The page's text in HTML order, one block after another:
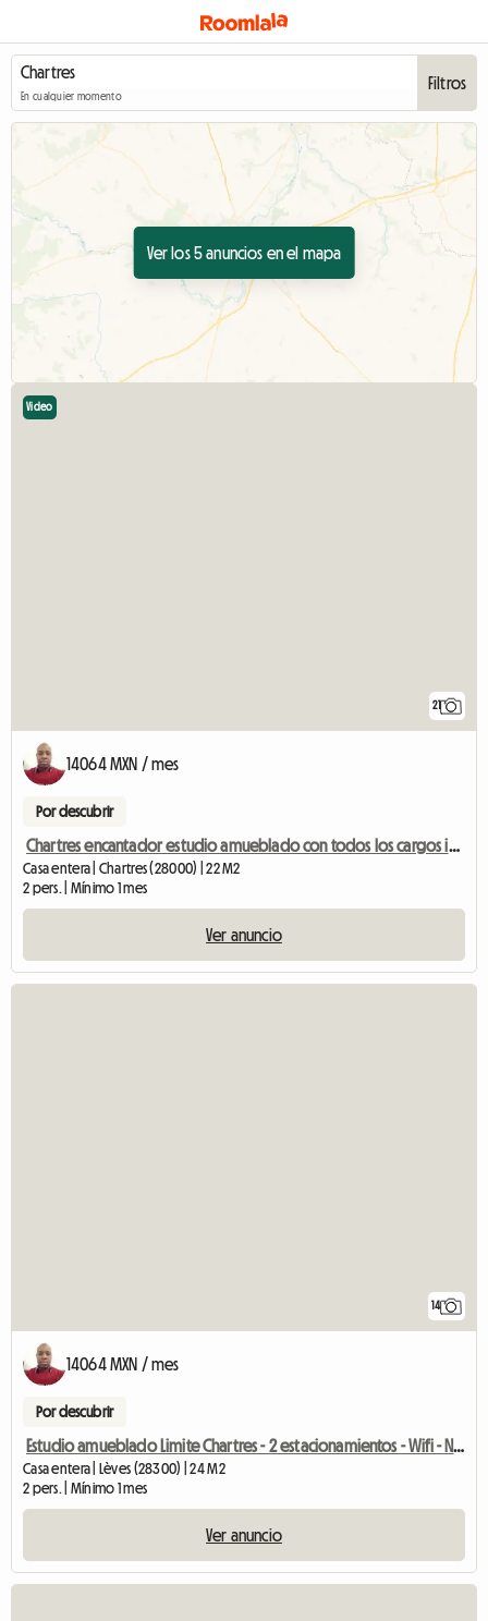
En cualquier momento
Filtros
Ver los 5 anuncios en el mapa
21
Video
14064 MXN / mes
Por descubrir
Chartres encantador estudio amueblado con todos los cargos incluidos
Casa entera | Chartres (28000) | 22 M2
2 pers. | Mínimo 1 mes
Ver anuncio
14
14064 MXN / mes
Por descubrir
Estudio amueblado Limite Chartres - 2 estacionamientos - Wifi - Netflix
Casa entera | Lèves (28300) | 24 M2
2 pers. | Mínimo 1 mes
Ver anuncio